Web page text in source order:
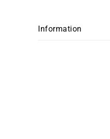
Information